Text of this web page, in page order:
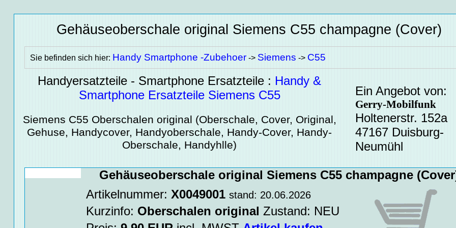
Gehäuseoberschale original Siemens C55 champagne (Cover)
Sie befinden sich hier: Handy Smartphone -Zubehoer-> Siemens -> C55
Handyersatzteile - Smartphone Ersatzteile : Handy &
Smartphone Ersatzteile Siemens C55
Siemens C55 Oberschalen original (Oberschale, Cover, Original,
Gehuse, Handycover, Handyoberschale, Handy-Cover, Handy-
Oberschale, Handyhlle)
Ein Angebot von:
Gerry-Mobilfunk
Holtenerstr. 152a
47167 Duisburg-
Neumühl
Gehäuseoberschale original Siemens C55 champagne
Artikelnummer: X0049001 stand: 20.06.2026
Kurzinfo: Oberschalen original Zustand: NEU